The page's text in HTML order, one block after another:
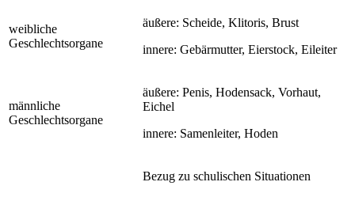
weibliche
Geschlechtsorgane
äußere: Scheide, Klitoris, Brust
innere: Gebärmutter, Eierstock, Eileiter
männliche
Geschlechtsorgane
äußere: Penis, Hodensack, Vorhaut,
Eichel
innere: Samenleiter, Hoden
Bezug zu schulischen Situationen